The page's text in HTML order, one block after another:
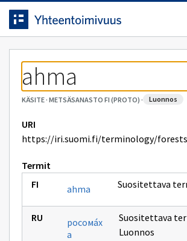
Siirrytty
sivulle
Siirry suoraan sisältöön.
ahma
KÄSITE· METSÄSANASTO FI (PROTO) · luonnos
URI
https://iri.suomi.fi/terminology/
Termit
ahma
Suositettava
росомáх
а
Suositettava
Luonnos